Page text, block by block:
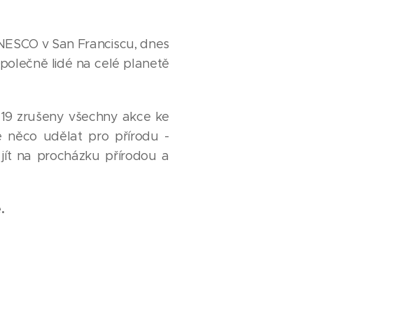
v San Franciscu, dnes
lidé na celé planetě
zrušeny všechny akce ke
něco udělat pro přírodu -
na procházku přírodou a